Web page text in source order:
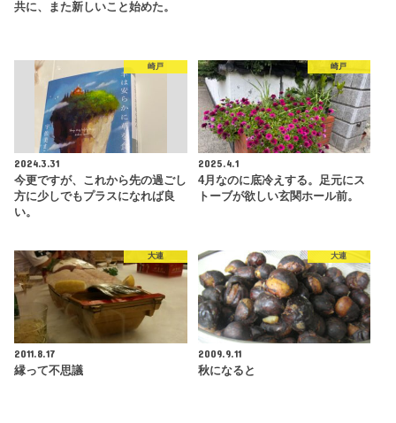
共に、また新しいこと始めた。
崎戸
2024.3.31
今更ですが、これから先の過ごし
方に少しでもプラスになれば良
い。
崎戸
2025.4.1
4月なのに底冷えする。足元にス
トーブが欲しい玄関ホール前。
大連
2011.8.17
縁って不思議
大連
2009.9.11
秋になると